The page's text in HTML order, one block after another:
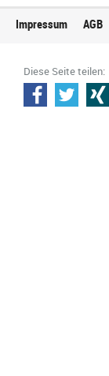
Impressum AGB
Diese Seite teilen: